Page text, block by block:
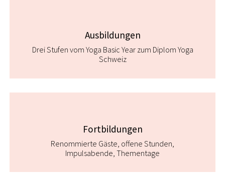
Ausbildungen
Drei Stufen vom Yoga Basic Year zum Diplom Yoga
Schweiz
Fortbildungen
Renommierte Gäste, offene Stunden,
Impulsabende, Thementage